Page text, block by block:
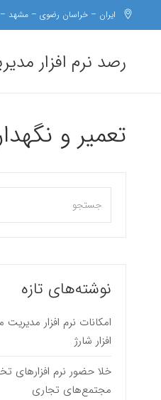
ایران – خراسان رضوی – مشهد
رصد نرم افزار
تعمیر و
نوشته‌های تازه
امکانات نرم افزار
افزار شارژ
خلا حضور نرم افزارهای
مجتمع‌های تجاری